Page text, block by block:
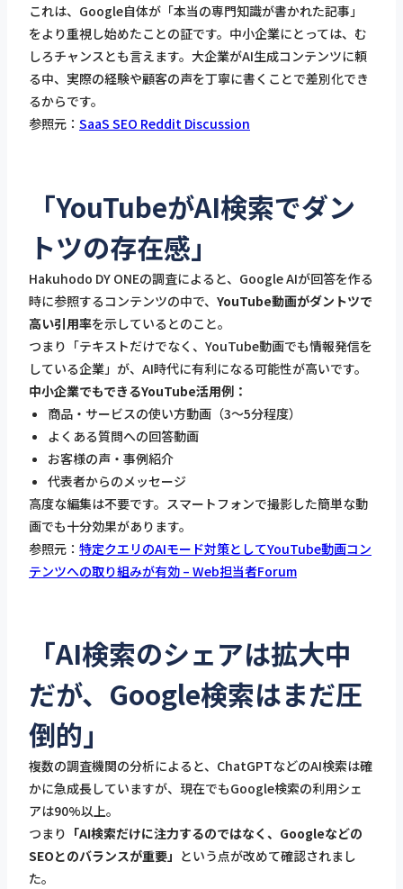
これは、Google自体が「本当の専門知識が書かれた記事」
をより重視し始めたことの証です。中小企業にとっては、む
しろチャンスとも言えます。大企業がAI生成コンテンツに頼
る中、実際の経験や顧客の声を丁寧に書くことで差別化でき
るからです。
参照元： SaaS SEO Reddit Discussion
「YouTubeがAI検索でダン
トツの存在感」
Hakuhodo DY ONEの調査によると、Google AIが回答を作る
時に参照するコンテンツの中で、 YouTube動画がダントツで
高い引用率を示しているとのこと。
つまり「テキストだけでなく、YouTube動画でも情報発信を
している企業」が、AI時代に有利になる可能性が高いです。
中小企業でもできるYouTube活用例：
商品・サービスの使い方動画（3〜5分程度）
よくある質問への回答動画
お客様の声・事例紹介
代表者からのメッセージ
高度な編集は不要です。スマートフォンで撮影した簡単な動
画でも十分効果があります。
参照元： 特定クエリのAIモード対策としてYouTube動画コン
テンツへの取り組みが有効 – Web担当者Forum
「AI検索のシェアは拡大中
だが、Google検索はまだ圧
倒的」
複数の調査機関の分析によると、ChatGPTなどのAI検索は確
かに急成長していますが、現在でもGoogle検索の利用シェ
アは90%以上。
つまり 「AI検索だけに注力するのではなく、Googleなどの
SEOとのバランスが重要」 という点が改めて確認されまし
た。